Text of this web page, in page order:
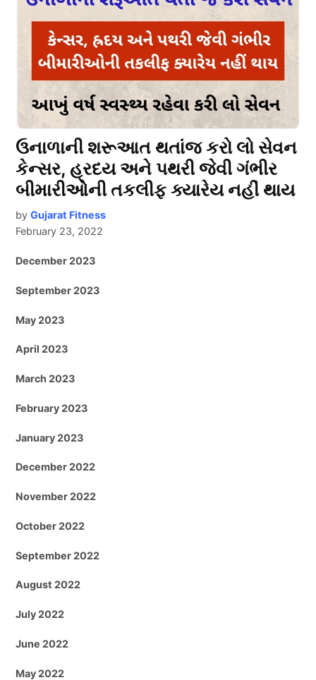
ઉનાળાની શરૂઆત થતાંજ કરો લો સેવન
કેન્સર, હ્રદય અને પથરી જેવી ગંભીર
બીમારીઓની તકલીફ ક્યારેય નહીં થાય
by Gujarat Fitness
February 23, 2022
December 2023
September 2023
May 2023
April 2023
March 2023
February 2023
January 2023
December 2022
November 2022
October 2022
September 2022
August 2022
July 2022
June 2022
May 2022